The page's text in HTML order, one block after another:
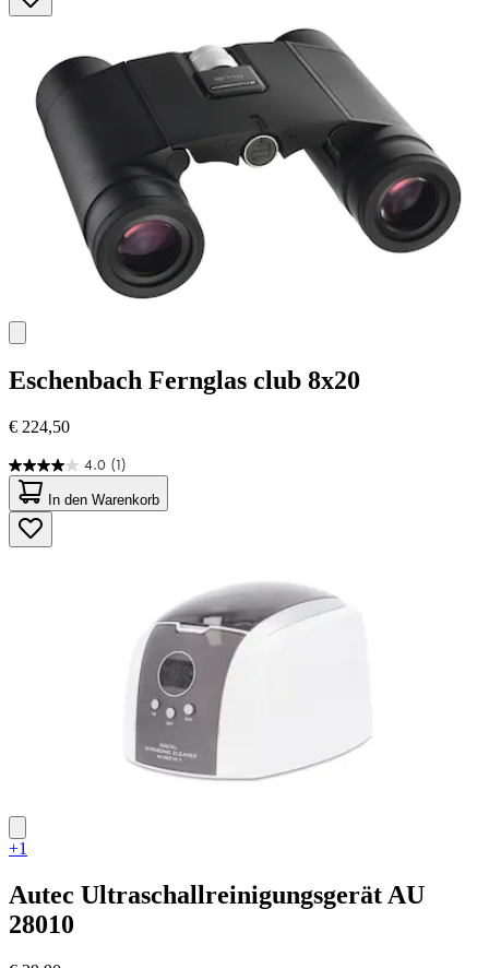
Eschenbach Fernglas club 8x20
€ 224,50
4.0 (1)
4.0
von
5
Sternen.
1
In den Warenkorb
+1
Autec Ultraschallreinigungsgerät AU
28010